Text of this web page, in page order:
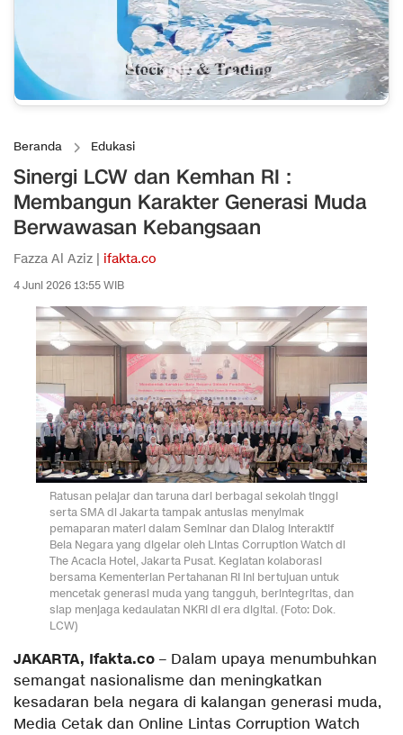
Beranda Edukasi
Sinergi LCW dan Kemhan RI :
Membangun Karakter Generasi Muda
Berwawasan Kebangsaan
Fazza Al Aziz | ifakta.co
4 Juni 2026 13:55 WIB
Ratusan pelajar dan taruna dari berbagai sekolah tinggi
serta SMA di Jakarta tampak antusias menyimak
pemaparan materi dalam Seminar dan Dialog Interaktif
Bela Negara yang digelar oleh Lintas Corruption Watch di
The Acacia Hotel, Jakarta Pusat. Kegiatan kolaborasi
bersama Kementerian Pertahanan RI ini bertujuan untuk
mencetak generasi muda yang tangguh, berintegritas, dan
siap menjaga kedaulatan NKRI di era digital. (Foto: Dok.
LCW)
JAKARTA, Ifakta.co – Dalam upaya menumbuhkan
semangat nasionalisme dan meningkatkan
kesadaran bela negara di kalangan generasi muda,
Media Cetak dan Online Lintas Corruption Watch